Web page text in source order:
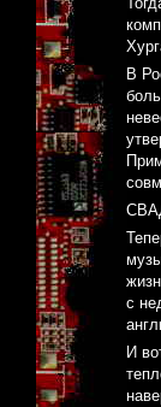
В
с
И